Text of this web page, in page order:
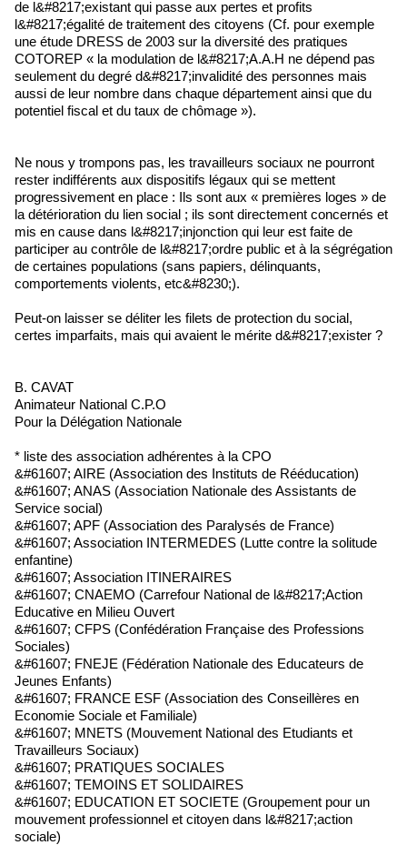
de l&#8217;existant qui passe aux pertes et profits
l&#8217;égalité de traitement des citoyens (Cf. pour exemple
une étude DRESS de 2003 sur la diversité des pratiques
COTOREP « la modulation de l&#8217;A.A.H ne dépend pas
seulement du degré d&#8217;invalidité des personnes mais
aussi de leur nombre dans chaque département ainsi que du
potentiel fiscal et du taux de chômage »).
Ne nous y trompons pas, les travailleurs sociaux ne pourront
rester indifférents aux dispositifs légaux qui se mettent
progressivement en place : Ils sont aux « premières loges » de
la détérioration du lien social ; ils sont directement concernés et
mis en cause dans l&#8217;injonction qui leur est faite de
participer au contrôle de l&#8217;ordre public et à la ségrégation
de certaines populations (sans papiers, délinquants,
comportements violents, etc&#8230;).
Peut-on laisser se déliter les filets de protection du social,
certes imparfaits, mais qui avaient le mérite d&#8217;exister ?
B. CAVAT
Animateur National C.P.O
Pour la Délégation Nationale
* liste des association adhérentes à la CPO
&#61607; AIRE (Association des Instituts de Rééducation)
&#61607; ANAS (Association Nationale des Assistants de
Service social)
&#61607; APF (Association des Paralysés de France)
&#61607; Association INTERMEDES (Lutte contre la solitude
enfantine)
&#61607; Association ITINERAIRES
&#61607; CNAEMO (Carrefour National de l&#8217;Action
Educative en Milieu Ouvert
&#61607; CFPS (Confédération Française des Professions
Sociales)
&#61607; FNEJE (Fédération Nationale des Educateurs de
Jeunes Enfants)
&#61607; FRANCE ESF (Association des Conseillères en
Economie Sociale et Familiale)
&#61607; MNETS (Mouvement National des Etudiants et
Travailleurs Sociaux)
&#61607; PRATIQUES SOCIALES
&#61607; TEMOINS ET SOLIDAIRES
&#61607; EDUCATION ET SOCIETE (Groupement pour un
mouvement professionnel et citoyen dans l&#8217;action
sociale)